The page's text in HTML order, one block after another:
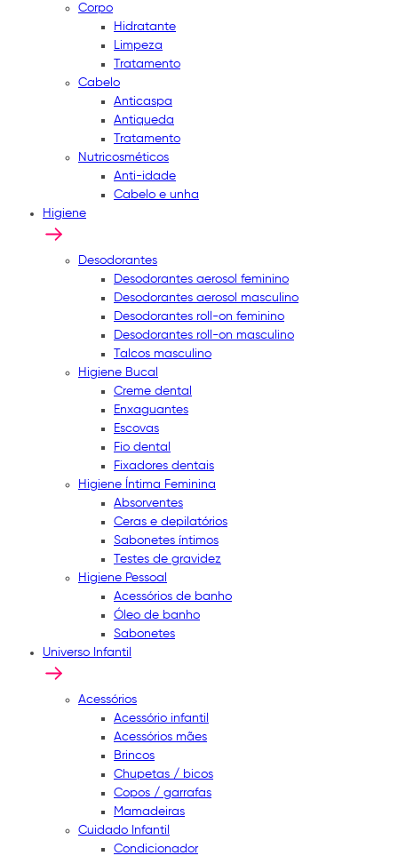
Corpo
Hidratante
Limpeza
Tratamento
Cabelo
Anticaspa
Antiqueda
Tratamento
Nutricosméticos
Anti-idade
Cabelo e unha
Higiene
Desodorantes
Desodorantes aerosol feminino
Desodorantes aerosol masculino
Desodorantes roll-on feminino
Desodorantes roll-on masculino
Talcos masculino
Higiene Bucal
Creme dental
Enxaguantes
Escovas
Fio dental
Fixadores dentais
Higiene Íntima Feminina
Absorventes
Ceras e depilatórios
Sabonetes íntimos
Testes de gravidez
Higiene Pessoal
Acessórios de banho
Óleo de banho
Sabonetes
Universo Infantil
Acessórios
Acessório infantil
Acessórios mães
Brincos
Chupetas / bicos
Copos / garrafas
Mamadeiras
Cuidado Infantil
Condicionador